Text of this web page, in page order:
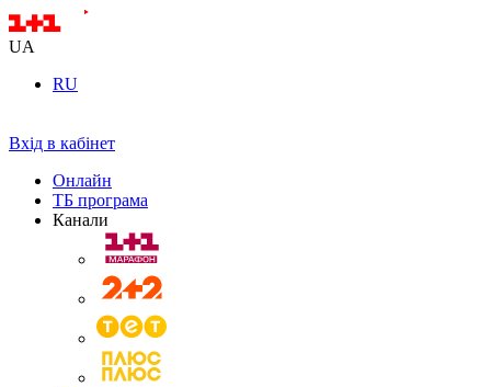
UA
RU
Вхід в кабінет
Онлайн
ТБ програма
Канали